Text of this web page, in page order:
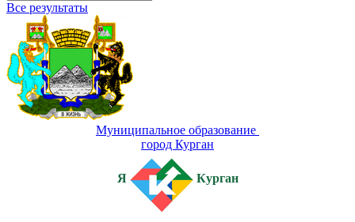
Все результаты
Муниципальное образование
город Курган
Я Курган